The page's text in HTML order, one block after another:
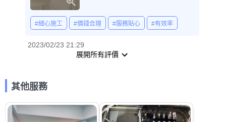
#細心施工 #價錢合理 #服務貼心 #有效率
2023/02/23 21:29
展開所有評價
其他服務